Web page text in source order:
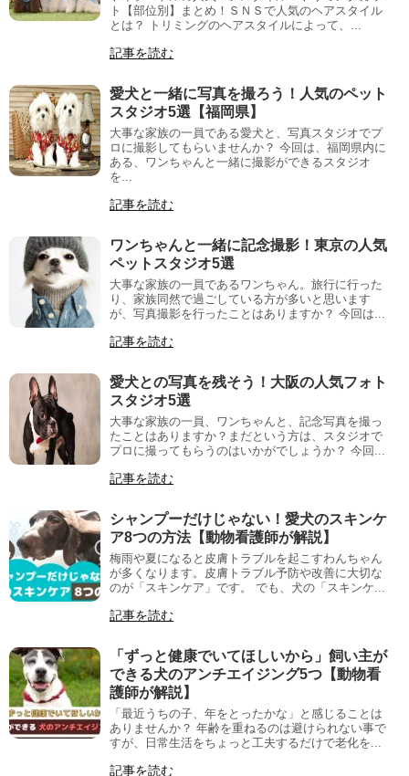
ト【部位別】まとめ！ＳＮＳで人気のヘアスタイル
とは？ トリミングのヘアスタイルによって、...
記事を読む
愛犬と一緒に写真を撮ろう！人気のペット
スタジオ5選【福岡県】
大事な家族の一員である愛犬と、写真スタジオでプ
ロに撮影してもらいませんか？ 今回は、福岡県内に
ある、ワンちゃんと一緒に撮影ができるスタジオ
を...
記事を読む
ワンちゃんと一緒に記念撮影！東京の人気
ペットスタジオ5選
大事な家族の一員であるワンちゃん。旅行に行った
り、家族同然で過ごしている方が多いと思います
が、写真撮影を行ったことはありますか？ 今回は...
記事を読む
愛犬との写真を残そう！大阪の人気フォト
スタジオ5選
大事な家族の一員、ワンちゃんと、記念写真を撮っ
たことはありますか？まだという方は、スタジオで
プロに撮ってもらうのはいかがでしょうか？ 今回...
記事を読む
シャンプーだけじゃない！愛犬のスキンケ
ア8つの方法【動物看護師が解説】
梅雨や夏になると皮膚トラブルを起こすわんちゃん
が多くなります。皮膚トラブル予防や改善に大切な
のが「スキンケア」です。 でも、犬の「スキンケ...
記事を読む
「ずっと健康でいてほしいから」飼い主が
できる犬のアンチエイジング5つ【動物看
護師が解説】
「最近うちの子、年をとったかな」と感じることは
ありませんか？ 年齢を重ねるのは避けられない事で
すが、日常生活をちょっと工夫するだけで老化を...
記事を読む